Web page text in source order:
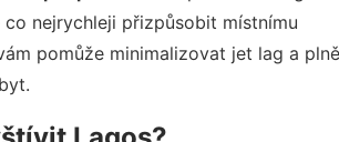
co nejrychleji přizpůsobit místnímu
pomůže minimalizovat jet lag a plně